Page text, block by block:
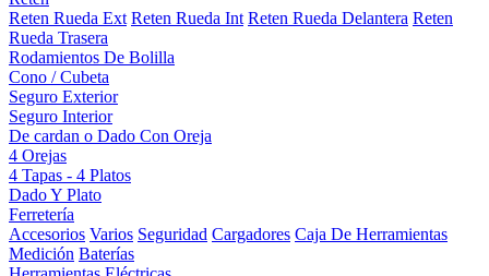
Reten Rueda Ext Reten Rueda Int Reten Rueda Delantera Reten
Rueda Trasera
Rodamientos De Bolilla
Cono / Cubeta
Seguro Exterior
Seguro Interior
De cardan o Dado Con Oreja
4 Orejas
4 Tapas - 4 Platos
Dado Y Plato
Ferretería
Accesorios Varios Seguridad Cargadores Caja De Herramientas
Medición Baterías